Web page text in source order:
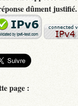
dûment justifié.
page :